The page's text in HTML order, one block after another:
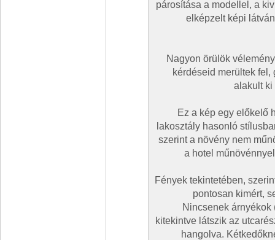
párosítása a modellel, a
elképzelt képi
Nagyon örülök
kérdéseid merültek
alakult ki
Ez a kép egy előkelő
lakosztály hasonló
szerint a növény nem
a hotel
Fények tekintetében,
pontosan kimért,
Nincsenek árnyékok
kitekintve látszik az
hangolva.